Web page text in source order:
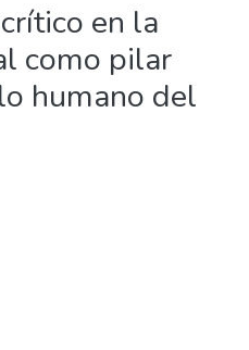
en la
como pilar
humano del